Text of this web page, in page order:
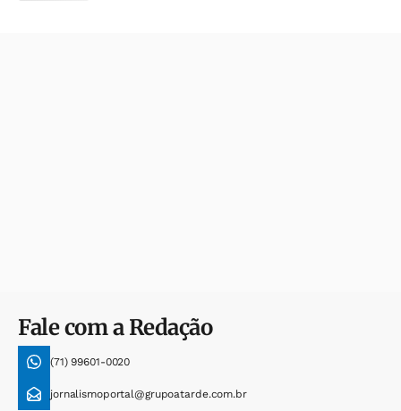
Fale com a Redação
(71) 99601-0020
jornalismoportal@grupoatarde.com.br